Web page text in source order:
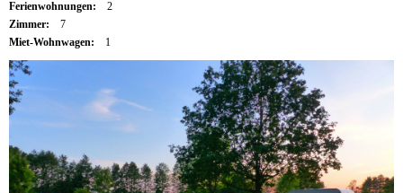
Ferienwohnungen:
2
Zimmer:
7
Miet-Wohnwagen:
1